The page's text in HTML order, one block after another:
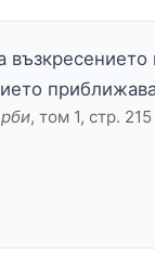
, том 1, стр. 215